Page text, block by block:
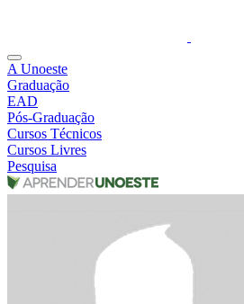
A Unoeste
Graduação
EAD
Pós-Graduação
Cursos Técnicos
Cursos Livres
Pesquisa